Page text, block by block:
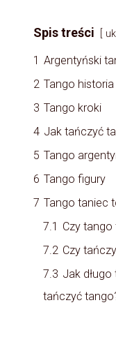
Spis treści
1 Argentyński
2 Tango historia
3 Tango kroki
4 Jak tańczyć
5 Tango
6 Tango figury
7 Tango taniec
7.1 Czy
7.2 Czy
7.3 Jak
tańczyć